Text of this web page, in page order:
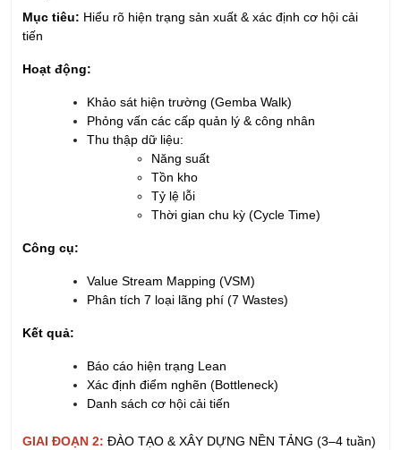
Mục tiêu: Hiểu rõ hiện trạng sản xuất & xác định cơ hội cải
tiến
Hoạt động:
Khảo sát hiện trường (Gemba Walk)
Phỏng vấn các cấp quản lý & công nhân
Thu thập dữ liệu:
Năng suất
Tồn kho
Tỷ lệ lỗi
Thời gian chu kỳ (Cycle Time)
Công cụ:
Value Stream Mapping (VSM)
Phân tích 7 loại lãng phí (7 Wastes)
Kết quả:
Báo cáo hiện trạng Lean
Xác định điểm nghẽn (Bottleneck)
Danh sách cơ hội cải tiến
GIAI ĐOẠN 2: ĐÀO TẠO & XÂY DỰNG NỀN TẢNG (3–4 tuần)